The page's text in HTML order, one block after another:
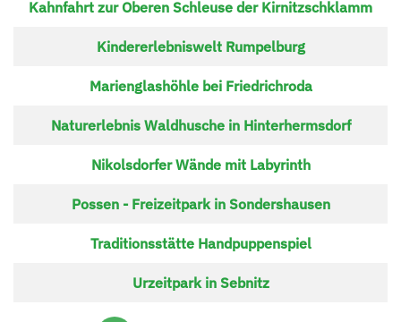
Kahnfahrt zur Oberen Schleuse der Kirnitzschklamm
Kindererlebniswelt Rumpelburg
Marienglashöhle bei Friedrichroda
Naturerlebnis Waldhusche in Hinterhermsdorf
Nikolsdorfer Wände mit Labyrinth
Possen - Freizeitpark in Sondershausen
Traditionsstätte Handpuppenspiel
Urzeitpark in Sebnitz